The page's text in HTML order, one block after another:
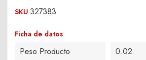
SKU 327383
Ficha de datos
Peso Producto 0.02